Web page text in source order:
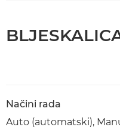
Načini rada
Auto (automatski),